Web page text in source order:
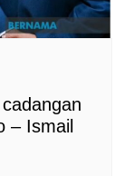
– Ismail